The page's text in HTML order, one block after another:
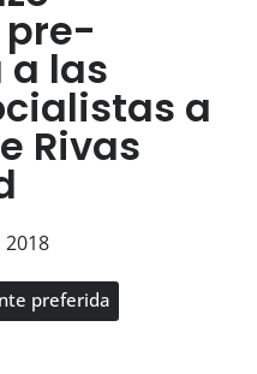
pre-
las
a
Rivas
preferida